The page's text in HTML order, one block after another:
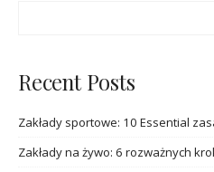
Recent Posts
Zakłady sportowe: 10 Essential
Zakłady na żywo: 6 rozważnych